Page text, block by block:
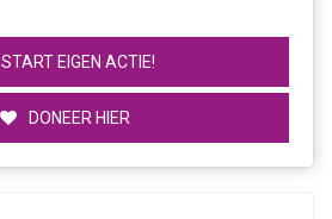
START EIGEN ACTIE!
DONEER HIER